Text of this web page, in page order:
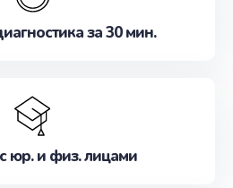
за 30 мин.
юр. и физ. лицами